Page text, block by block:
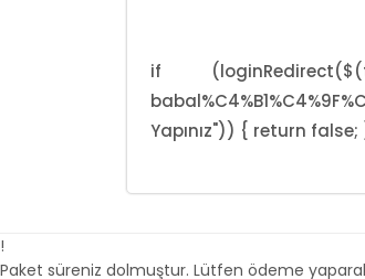
if
Yapınız")) { return false;
!
Paket süreniz dolmuştur. Lütfen ödeme